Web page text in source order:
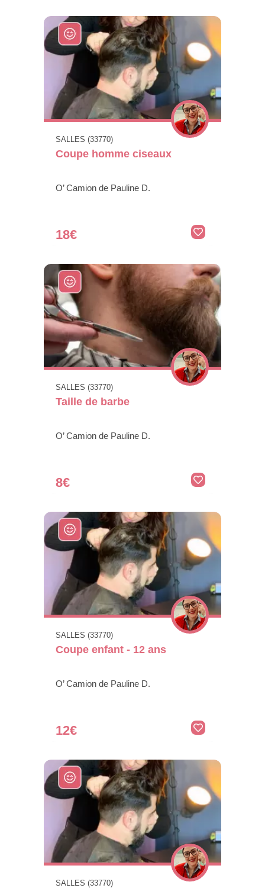
SALLES (33770)
Coupe homme ciseaux
O’ Camion de Pauline D.
18€
SALLES (33770)
Taille de barbe
O’ Camion de Pauline D.
8€
SALLES (33770)
Coupe enfant - 12 ans
O’ Camion de Pauline D.
12€
SALLES (33770)